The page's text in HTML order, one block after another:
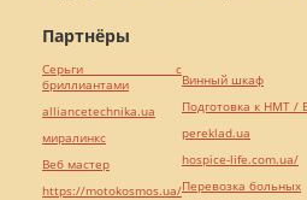
Партнёры
Серьги с
бриллиантами
alliancetechnika.ua
миралинкс
Веб мастер
https://motokosmos.ua/
Винный шкаф
Подготовка к НМТ /
pereklad.ua
hospice-life.com.ua/
Перевозка больных